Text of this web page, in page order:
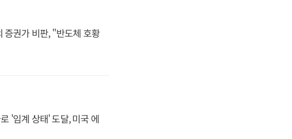
증권가 비판, "반도체 호황
'임계 상태' 도달, 미국 에